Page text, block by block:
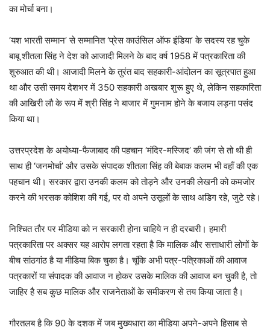
का मोर्चा बना।
‘यश भारती सम्मान’ से सम्मानित ‘प्रेस काउंसिल ऑफ इंडिया’ के सदस्य रह चुके
बाबू शीतला सिंह ने देश को आजादी मिलने के बाद वर्ष 1958 में पत्रकारिता की
शुरुआत की थी। आजादी मिलने के तुरंत बाद सहकारी-आंदोलन का सूत्रपात हुआ
था और उसी समय देशभर में 350 सहकारी अखबार शुरू हुए थे, लेकिन सहकारिता
की आखिरी लौ के रूप में श्री सिंह ने बाजार में गुमनाम होने के बजाय लड़ना पसंद
किया था।
उत्तरप्रदेश के अयोध्या-फैजाबाद की पहचान ‘मंदिर-मस्जिद’ की जंग से तो थी ही
साथ ही ‘जनमोर्चा’ और उसके संपादक शीतला सिंह की बेबाक कलम भी वहाँ की एक
पहचान थी। सरकार द्वारा उनकी कलम को तोड़ने और उनकी लेखनी को कमजोर
करने की भरसक कोशिश की गई, पर वो अपने उसूलों के साथ अडिग रहे, जुटे रहे।
निश्चित तौर पर मीडिया को न सरकारी होना चाहिये न ही दरबारी। हमारी
पत्रकारिता पर अक्सर यह आरोप लगता रहता है कि मालिक और सत्ताधारी लोगों के
बीच सांठगांठ है या मीडिया बिक चुका है। चूंकि अभी पत्र-पत्रिकाओं की आवाज
पत्रकारों या संपादक की आवाज न होकर उसके मालिक की आवाज बन चुकी है, तो
जाहिर है सब कुछ मालिक और राजनेताओं के समीकरण से तय किया जाता है।
गौरतलब है कि 90 के दशक में जब मुख्यधारा का मीडिया अपने-अपने हिसाब से